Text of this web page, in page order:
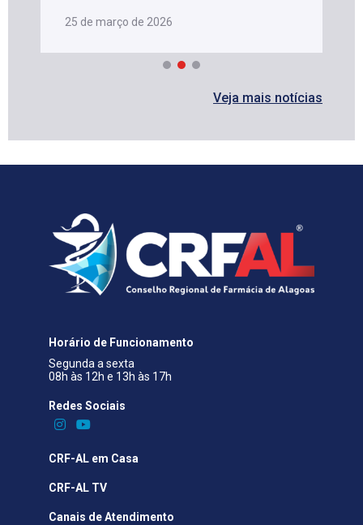
25 de março de 2026
Veja mais notícias
Horário de Funcionamento
Segunda a sexta
08h às 12h e 13h às 17h
Redes Sociais​
CRF-AL em Casa
CRF-AL TV
Canais de Atendimento